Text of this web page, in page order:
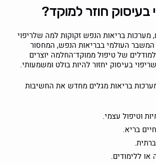
בעיסוק חוזר למוקד?
מערכות בריאות הנפש זקוקות למה שלריפוי
העולמי בבריאות הנפש, המחסור
של טיפול ממוקד־החלמה יוצרים
בעיסוק יחזור להיות בולט ומשמעותי.
בריאות מגלים מחדש את החשיבות
וטיפול עצמי.
בריא.
או ללימודים.